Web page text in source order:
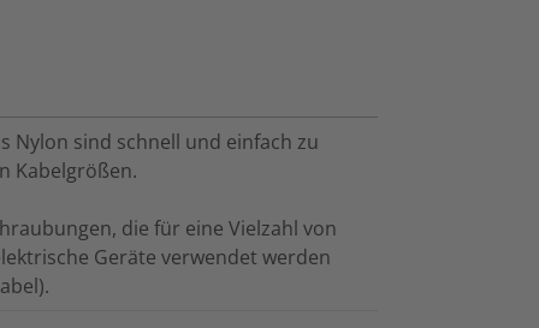
Nylon sind schnell und einfach zu
Kabelgrößen.
die für eine Vielzahl von
Geräte verwendet werden